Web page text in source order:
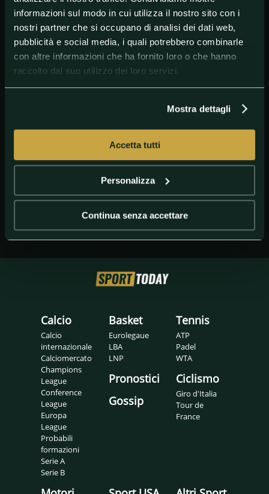
informazioni sul modo in cui utilizza il nostro sito con i
nostri partner che si occupano di analisi dei dati web,
pubblicità e social media, i quali potrebbero combinarle
con altre informazioni che ha fornito loro o che hanno
raccolto dal suo utilizzo dei loro servizi.
Mostra dettagli
Accetta tutti
Personalizza
Continua senza accettare
Leonardo Deplano
Calcio
Calcio
internazionale
Calciomercato
Champions
League
Conference
League
Europa
League
Probabili
formazioni
Serie A
Serie B
Basket
Eurolegaue
LBA
LNP
Pronostici
Gossip
Tennis
ATP
Padel
WTA
Ciclismo
Giro d'Italia
Tour de
France